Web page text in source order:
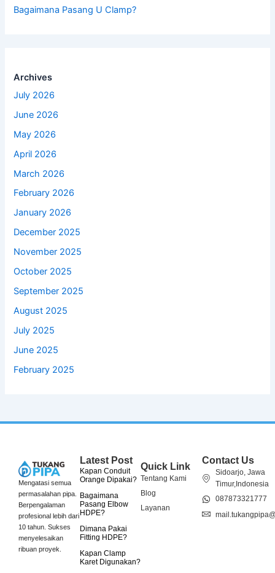
Bagaimana Pasang U Clamp?
Archives
July 2026
June 2026
May 2026
April 2026
March 2026
February 2026
January 2026
December 2025
November 2025
October 2025
September 2025
August 2025
July 2025
June 2025
February 2025
Mengatasi semua
permasalahan pipa.
Berpengalaman
profesional lebih dari
10 tahun. Sukses
menyelesaikan
ribuan proyek.
Latest Post
Kapan Conduit
Orange Dipakai?
Bagaimana
Pasang Elbow
HDPE?
Dimana Pakai
Fitting HDPE?
Kapan Clamp
Karet Digunakan?
Quick Link
Tentang Kami
Blog
Layanan
Contact Us
Sidoarjo, Jawa
Timur,Indonesia
087873321777